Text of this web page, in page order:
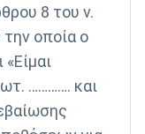
8 του ν.
οποία ο
…………. και